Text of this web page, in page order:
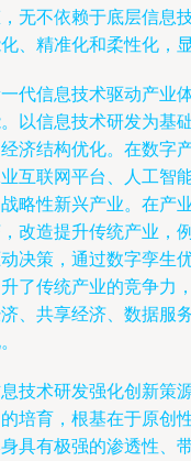
无不依赖于底层信息
、精准化和柔性化，
代信息技术驱动产业
以信息技术研发为基
济结构优化。在数字
互联网平台、人工智
略性新兴产业。在产
改造提升传统产业，
决策，通过数字孪生
了传统产业的竞争力
、共享经济、数据服
技术研发强化创新策
培育，根基在于原创
具有极强的渗透性、